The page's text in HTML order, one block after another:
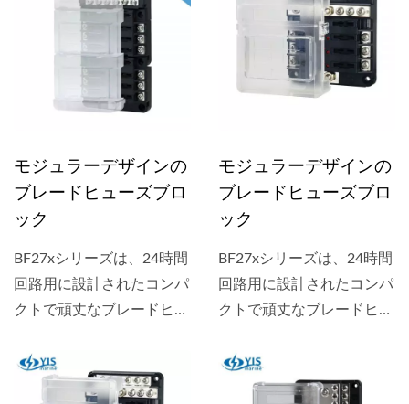
ッカー用の凹みがある透明
カバーが付属しており、異
なる端子（ネジ端子）を備
えた2つのバージョンがあ
ッカー用の凹みがある透明
カバーが付属しており、異
なる端子（ネジ端子）を備
えた2つのバージョンがあ
モジュラーデザインの
ブレードヒューズブロ
ック
BF27xシリーズは、24時間
回路用に設計されたコンパ
クトで頑丈なブレードヒュ
ズブロックには、ヒューズ
切れ表示LED、ラベルステ
モジュラーデザインの
ブレードヒューズブロ
ック
BF27xシリーズは、24時間
回路用に設計されたコンパ
クトで頑丈なブレードヒュ
ズブロックには、ヒューズ
切れを示すLED、ラベルス